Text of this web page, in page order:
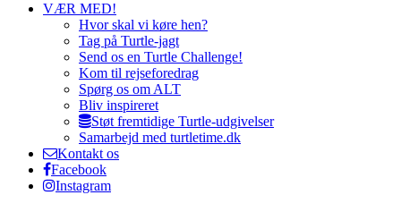
VÆR MED!
Hvor skal vi køre hen?
Tag på Turtle-jagt
Send os en Turtle Challenge!
Kom til rejseforedrag
Spørg os om ALT
Bliv inspireret
Støt fremtidige Turtle-udgivelser
Samarbejd med turtletime.dk
Kontakt os
Facebook
Instagram